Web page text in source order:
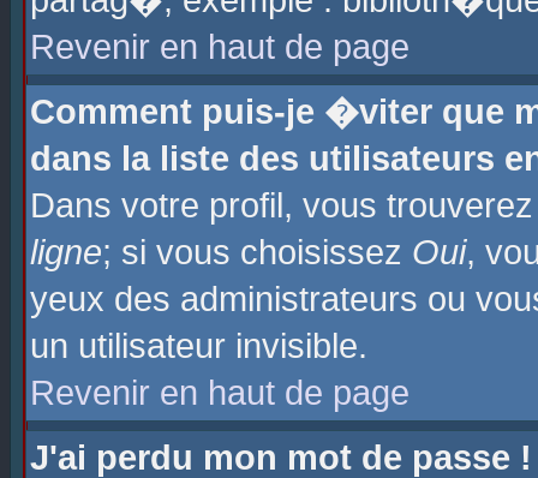
Revenir en haut de page
Comment puis-je �viter que
dans la liste des utilisateurs
Dans votre profil, vous
ligne; si vous choisissez Oui,
yeux des administrateurs ou
un utilisateur invisible.
Revenir en haut de page
J'ai perdu mon mot de passe !